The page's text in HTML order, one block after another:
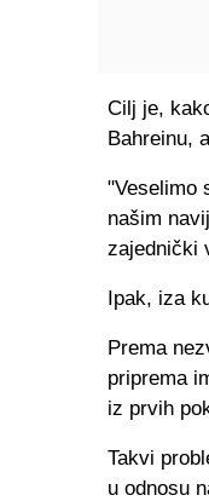
Cilj je,
Bahreinu,
"Veselimo
našim
zajednički
Ipak, iza
Prema
priprema
iz prvih
Takvi
u odnosu